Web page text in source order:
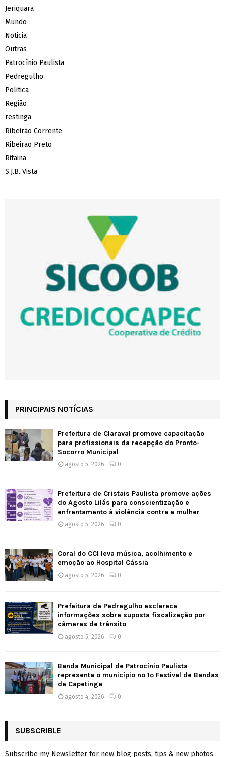
Jeriquara
Mundo
Noticia
Outras
Patrocínio Paulista
Pedregulho
Politica
Região
restinga
Ribeirão Corrente
Ribeirao Preto
Rifaina
S.J.B. Vista
PRINCIPAIS NOTÍCIAS
Prefeitura de Claraval promove capacitação
para profissionais da recepção do Pronto-
Socorro Municipal
agosto 5, 2026 0
Prefeitura de Cristais Paulista promove ações
do Agosto Lilás para conscientização e
enfrentamento à violência contra a mulher
agosto 5, 2026 0
Coral do CCI leva música, acolhimento e
emoção ao Hospital Cássia
agosto 5, 2026 0
Prefeitura de Pedregulho esclarece
informações sobre suposta fiscalização por
câmeras de trânsito
agosto 5, 2026 0
Banda Municipal de Patrocínio Paulista
representa o município no 1º Festival de Bandas
de Capetinga
agosto 4, 2026 0
SUBSCRIBLE
Subscribe my Newsletter for new blog posts, tips & new photos.